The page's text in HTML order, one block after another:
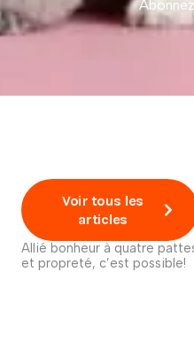
Allié bonheur à quatre
et propreté, c’est possible!
Voir tous les
articles